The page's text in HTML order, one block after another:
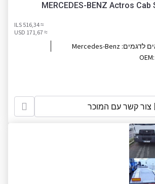
MERCEDES-BENZ Actros
≈ 516,34 ILS
≈ 171,67 USD
לדגמים: Mercedes-Benz
צור קשר עם המוכר